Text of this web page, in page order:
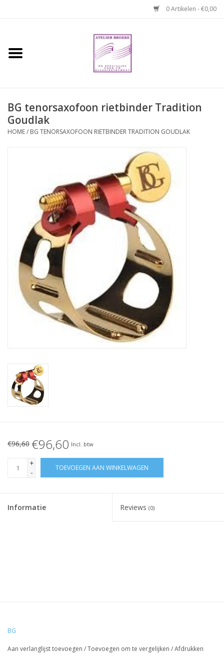
0 Artikelen - €0,00
Home
Reparaties en
abonnementen
Verhuur hobo's
BG tenorsaxofoon rietbinder Tradition
Goudlak
HOME/ BG TENORSAXOFOON RIETBINDER TRADITION GOUDLAK
€96,60 €96,60 Incl. btw
+
-
TOEVOEGEN AAN WINKELWAGEN
Informatie Reviews (0)
BG
Aan verlanglijst toevoegen /Toevoegen om te vergelijken /Afdrukken